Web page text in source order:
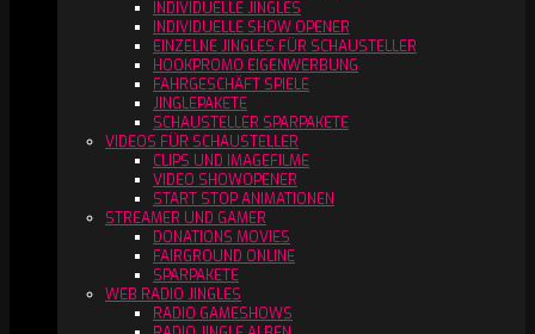
INDIVIDUELLE JINGLES
INDIVIDUELLE SHOW OPENER
EINZELNE JINGLES FÜR SCHAUSTELLER
HOOKPROMO EIGENWERBUNG
FAHRGESCHÄFT SPIELE
JINGLEPAKETE
SCHAUSTELLER SPARPAKETE
VIDEOS FÜR SCHAUSTELLER
CLIPS UND IMAGEFILME
VIDEO SHOWOPENER
START STOP ANIMATIONEN
STREAMER UND GAMER
DONATIONS MOVIES
FAIRGROUND ONLINE
SPARPAKETE
WEB RADIO JINGLES
RADIO GAMESHOWS